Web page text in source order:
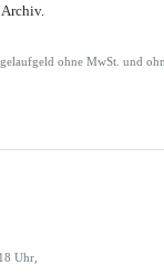
ohne MwSt. und
Uhr,